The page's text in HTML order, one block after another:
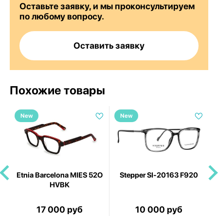
Оставьте заявку, и мы проконсультируем
по любому вопросу.
Оставить заявку
Похожие товары
New
Etnia Barcelona MIES 52O
HVBK
17 000 руб
New
Stepper SI-20163 F920
10 000 руб